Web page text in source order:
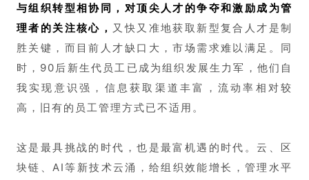
与组织转型相协同，对顶尖人才的争夺和激励成为管
理者的关注核心， 又快又准地获取新型复合人才是制
胜关键，而目前人才缺口大，市场需求难以满足。同
时，90后新生代员工已成为组织发展生力军，他们自
我实现意识强，信息获取渠道丰富，流动率相对较
高，旧有的员工管理方式已不适用。
这是最具挑战的时代，也是最富机遇的时代。云、区
块链、AI等新技术云涌，给组织效能增长，管理水平